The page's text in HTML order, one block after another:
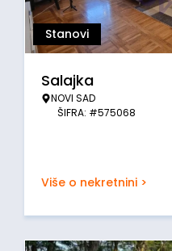
Stanovi
Salajka
NOVI SAD
ŠIFRA: #575068
Više o nekretnini >